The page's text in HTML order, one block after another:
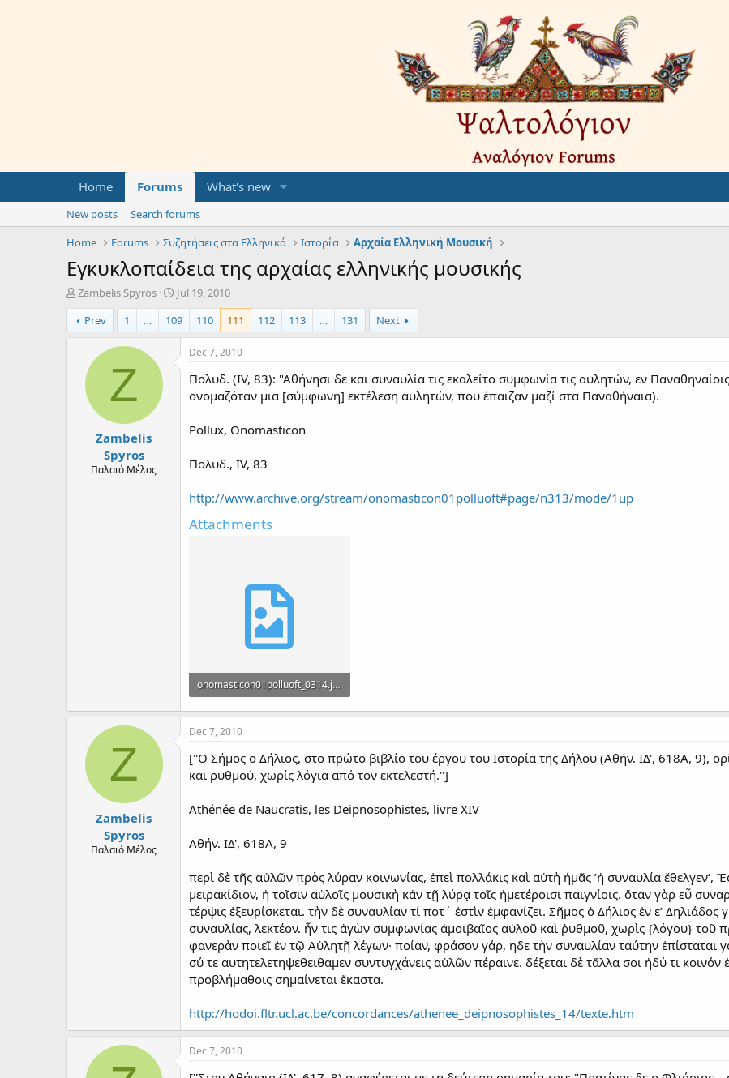
Home Forums What's new
New posts
Search forums
Home
Forums Συζητήσεις στα Ελληνικά Ιστορία Αρχαία Ελληνική Μουσική
Εγκυκλοπαίδεια της αρχαίας ελληνικής μουσικής
T
h
r
e
Zambelis Spyros
S
t
a
r
Jul 19, 2010
Prev
1 … 109 110 111 112 113 … 131 Next
Z
Zambelis
Spyros
Παλαιό Μέλος
Dec 7, 2010
Πολυδ. (IV, 83): "Αθήνησι δε και συναυλία τις εκαλείτο συμφωνία τις αυλητών, εν
ονομαζόταν μια [σύμφωνη] εκτέλεση αυλητών, που έπαιζαν μαζί στα Παναθήναια).
Pollux, Onomasticon
Πολυδ., IV, 83
http://www.archive.org/stream/onomasticon01polluoft#page/n313/mode/1up
Attachments
onomasticon01polluoft_0314.jpg
211.1 KB · Views: 0
Z
Zambelis
Spyros
Παλαιό Μέλος
Dec 7, 2010
[''Ο Σήμος ο Δήλιος, στο πρώτο βιβλίο του έργου του Ιστορία της Δήλου (Αθήν. ΙΔ', 618Α, 9),
και ρυθμού, χωρίς λόγια από τον εκτελεστή.'']
Athénée de Naucratis, les Deipnosophistes, livre XIV
Αθήν. ΙΔ', 618Α, 9
περὶ δὲ τῆς αὐλῶν πρὸς λύραν κοινωνίας, ἐπεὶ πολλάκις καὶ αὐτὴ ἡμᾶς ’ἡ συναυλία
μειρακίδιον, ἡ τοῖσιν αὐλοῖς μουσικὴ κἀν τῇ λύρᾳ τοῖς ἡμετέροισι παιγνίοις. ὅταν γὰρ εὖ
τέρψις ἐξευρίσκεται. τὴν δὲ συναυλίαν τί ποτ΄ ἐστὶν ἐμφανίζει. Σῆμος ὁ Δήλιος ἐν εʹ
συναυλίας, λεκτέον. ἦν τις ἀγὼν συμφωνίας ἀμοιβαῖος αὐλοῦ καὶ ῥυθμοῦ, χωρὶς {λόγου} τοῦ
φανερὰν ποιεῖ ἐν τῷ Αὐλητῇ λέγων· ποίαν, φράσον γάρ, ηδε τὴν συναυλίαν ταύτην ἐπίσταται
σύ τε αυτητελετηψεθειθαμεν συντυγχάνεις αὐλῶν πέραινε. δέξεται δὲ τἄλλα σοι ἡδύ τι
προβλήμαθοις σημαίνεται ἕκαστα.
http://hodoi.fltr.ucl.ac.be/concordances/athenee_deipnosophistes_14/texte.htm
Dec 7, 2010